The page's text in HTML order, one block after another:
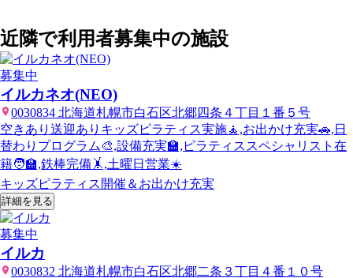
近隣で利用者募集中の施設
募集中
イルカネオ(NEO)
0030834 北海道札幌市白石区北郷四条４丁目１番５号
空きあり 送迎あり キッズピラティス実施🧘,お出かけ充実🚗,日
替わりプログラム🎨,設備充実🏫,ピラティススペシャリスト在
籍🧑‍🏫,鉄棒完備🤸,土曜日営業☀️
キッズピラティス開催＆お出かけ充実
詳細を見る
募集中
イルカ
0030832 北海道札幌市白石区北郷二条３丁目４番１０号